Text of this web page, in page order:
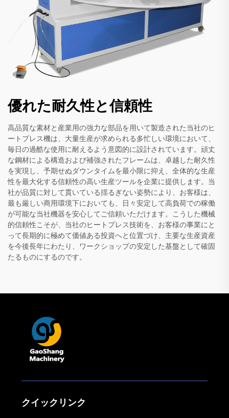
優れた耐久性と信頼性
高品質な素材と産業用の強力な部品を用いて製造された当社のヒ
ートプレス機は、大量生産が求められる多忙しい環境において、
毎日の過酷な使用に耐えるよう意図的に設計されています。頑丈
な鋼材による構造および補強されたフレームは、卓越した耐久性
を実現し、予期せぬダウンタイムを最小限に抑え、全体的な生産
性を最大化する信頼性の高い生産ツールを企業に提供します。当
社が品質に対して貫いている揺るぎない姿勢により、お客様は、
最も厳しい商用環境下においても、日々安定して高負荷での稼働
が可能な当社機器を安心してご信頼いただけます。こうした機械
的信頼性こそが、当社のヒートプレス技術を、お客様の事業にと
って長期的に極めて価値ある投資へと位置づけ、主要な生産資産
を今後長年にわたり、ワークショップの安定した基盤として確固
たるものにするのです。
クイックリンク